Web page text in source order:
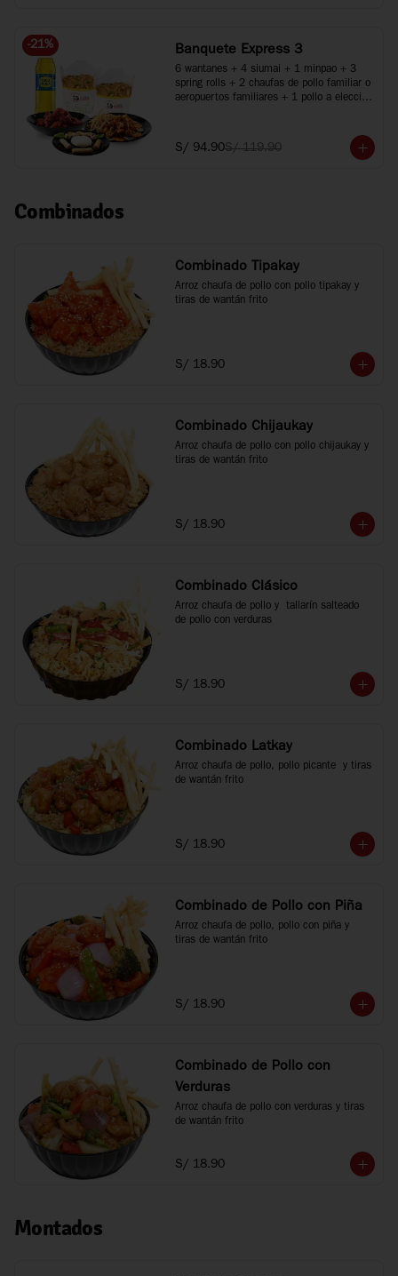
-21% Banquete Express 3
6 wantanes + 4 siumai + 1 minpao + 3
spring rolls + 2 chaufas de pollo familiar o
aeropuertos familiares + 1 pollo a elección
S/ 94.90S/ 119.90
Combinados
Combinado Tipakay
Arroz chaufa de pollo con pollo tipakay y
tiras de wantán frito
S/ 18.90
Combinado Chijaukay
Arroz chaufa de pollo con pollo chijaukay y
tiras de wantán frito
S/ 18.90
Combinado Clásico
Arroz chaufa de pollo y  tallarín salteado
de pollo con verduras
S/ 18.90
Combinado Latkay
Arroz chaufa de pollo, pollo picante  y tiras
de wantán frito
S/ 18.90
Combinado de Pollo con Piña
Arroz chaufa de pollo, pollo con piña y
tiras de wantán frito
S/ 18.90
Combinado de Pollo con
Verduras
Arroz chaufa de pollo con verduras y tiras
de wantán frito
S/ 18.90
Montados